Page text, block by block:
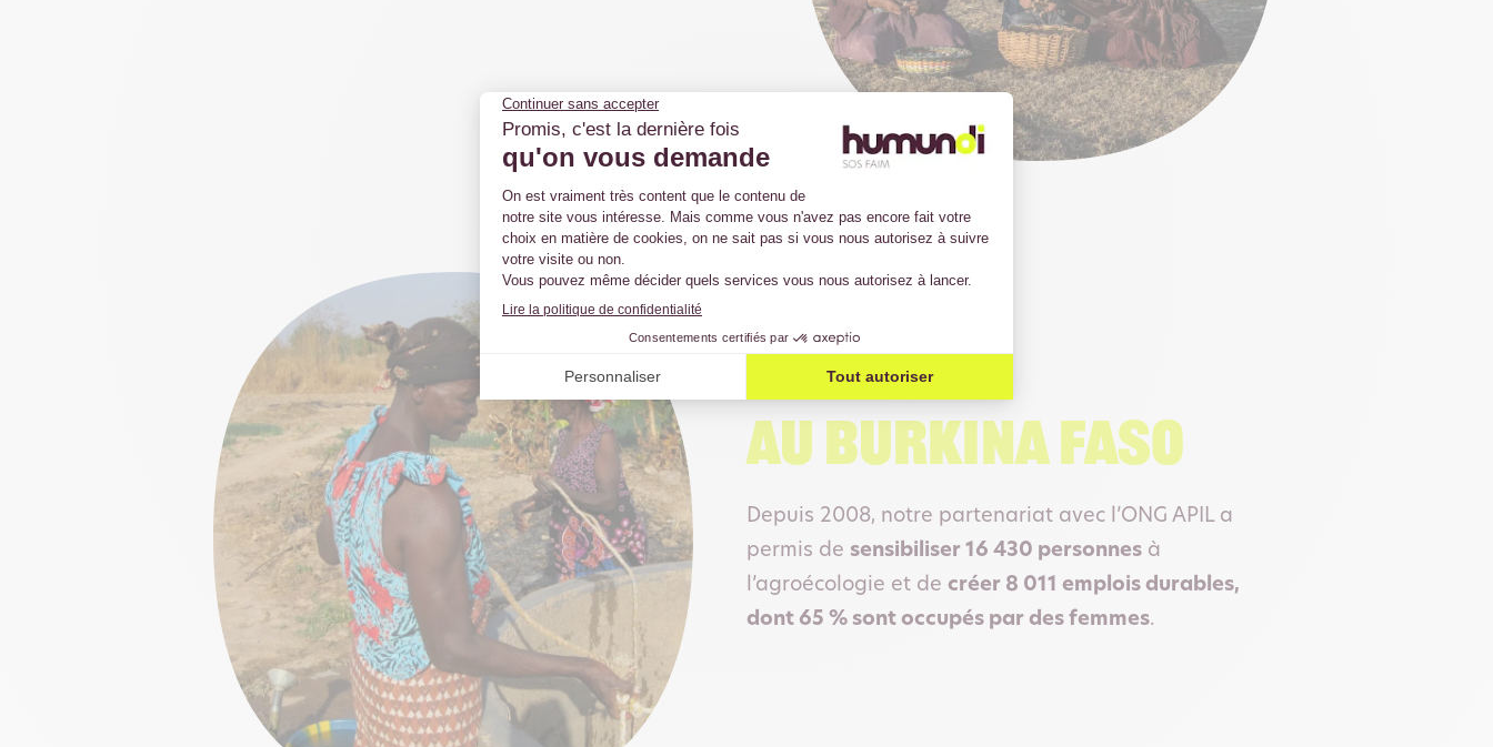
Au Burkina Faso
Depuis 2008, notre partenariat avec l’ONG APIL a
permis de sensibiliser 16 430 personnes à
l’agroécologie et de créer 8 011 emplois durables,
dont 65 % sont occupés par des femmes.